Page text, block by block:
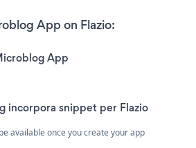
App on Flazio:
App
incorpora snippet per Flazio
available once you create your app